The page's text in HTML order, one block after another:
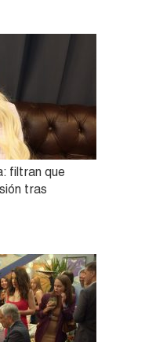
filtran que
tras